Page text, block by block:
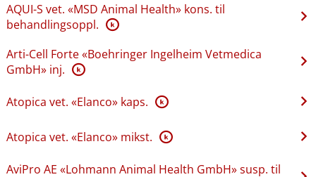
AQUI-S vet. «MSD Animal Health» kons. til
behandlingsoppl. K
Arti-Cell Forte «Boehringer Ingelheim Vetmedica
GmbH» inj. K
Atopica vet. «Elanco» kaps. K
Atopica vet. «Elanco» mikst. K
AviPro AE «Lohmann Animal Health GmbH» susp. til